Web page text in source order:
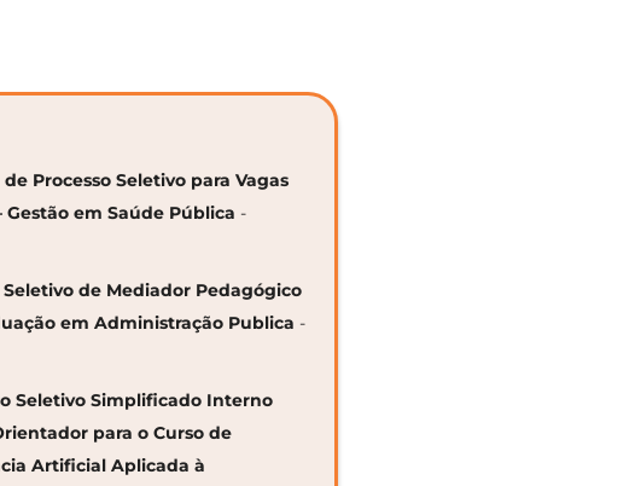
Processo Seletivo para Vagas
em Saúde Pública -
Seletivo de Mediador Pedagógico
em Administração Publica -
Seletivo Simplificado Interno
para o Curso de
Artificial Aplicada à